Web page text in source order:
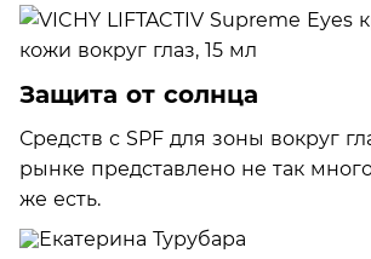
Защита от солнца
Средств с SPF для зоны вокруг
рынке представлено не так
же есть.